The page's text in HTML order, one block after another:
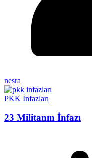
nesra
PKK İnfazları
23 Militanın İnfazı